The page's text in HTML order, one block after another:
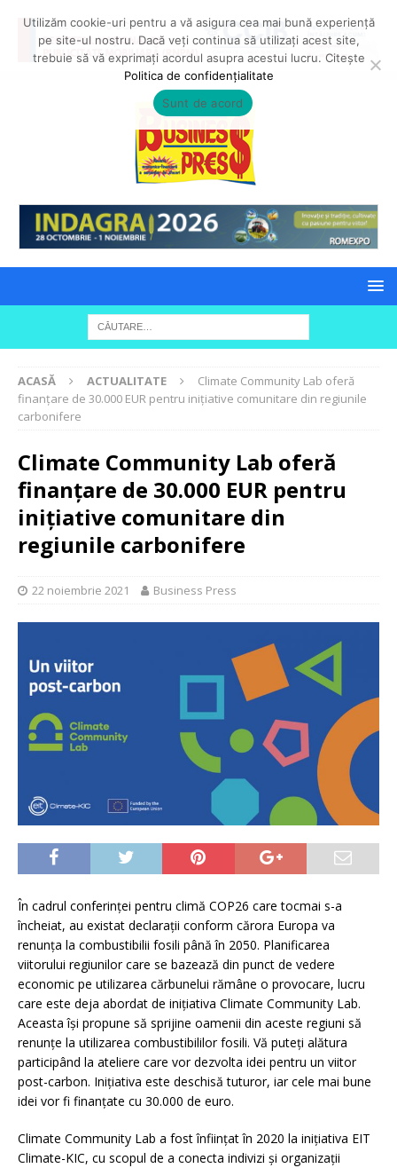
ACASĂ ACTUALITATE
Climate Community Lab oferă
finanțare de 30.000 EUR pentru inițiative comunitare din regiunile
carbonifere
Climate Community Lab oferă
finanțare de 30.000 EUR pentru
inițiative comunitare din
regiunile carbonifere
22 noiembrie 2021 Business Press
În cadrul conferinței pentru climă COP26 care tocmai s-a
încheiat, au existat declarații conform cărora Europa va
renunța la combustibilii fosili până în 2050. Planificarea
viitorului regiunilor care se bazează din punct de vedere
economic pe utilizarea cărbunelui rămâne o provocare, lucru
care este deja abordat de inițiativa Climate Community Lab.
Aceasta își propune să sprijine oamenii din aceste regiuni să
renunțe la utilizarea combustibililor fosili. Vă puteți alătura
participând la ateliere care vor dezvolta idei pentru un viitor
post-carbon. Inițiativa este deschisă tuturor, iar cele mai bune
idei vor fi finanțate cu 30.000 de euro.
Climate Community Lab a fost înființat în 2020 la inițiativa EIT
Climate-KIC, cu scopul de a conecta indivizi și organizații
Utilizăm cookie-uri pentru a vă asigura cea mai bună experiență
pe site-ul nostru. Dacă veți continua să utilizați acest site,
trebuie să vă exprimați acordul asupra acestui lucru. Citește
Politica de confidențialitate
Sunt de acord